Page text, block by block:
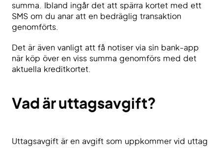
summa. Ibland ingår det att spärra kortet med ett
SMS om du anar att en bedräglig transaktion
genomförts.
Det är även vanligt att få notiser via sin bank-app
när köp över en viss summa genomförs med det
aktuella kreditkortet.
Vad är uttagsavgift?
Uttagsavgift är en avgift som uppkommer vid uttag